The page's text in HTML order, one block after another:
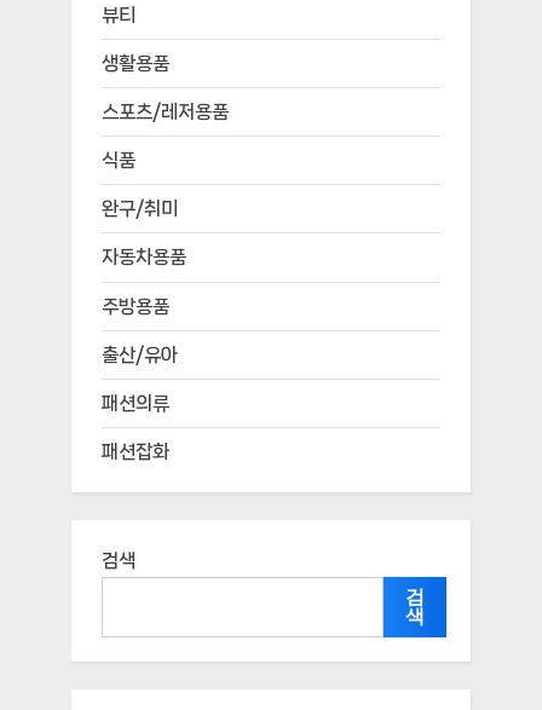
뷰티
생활용품
스포츠/레저용품
식품
완구/취미
자동차용품
주방용품
출산/유아
패션의류
패션잡화
검색
검
색